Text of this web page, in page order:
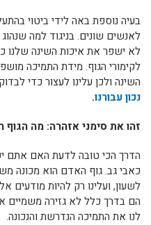
בעיה נוספת באה לידי ביטוי
לאנשים שונים. בניגוד למה
לא ישפר את איכות השינה שלנו
לקימורי הגוף. מידת התמיכה
השינה ולכן עלינו לעצור כדי
נכון עבורנו.
זהו את סימני אזהרה: מה הגוף
הדרך הכי טובה לדעת האם אתם
כאבי גב. גוף האדם הוא מכונה
לשעון, ועלינו רק להיות מודעים
הם בדרך כלל לא גזירה משמיים
לנו את התמיכה הנדרשת והנכונה.